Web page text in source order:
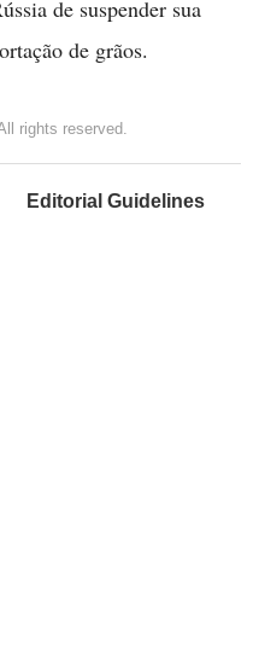
de suspender sua
de grãos.
rights reserved.
Editorial Guidelines